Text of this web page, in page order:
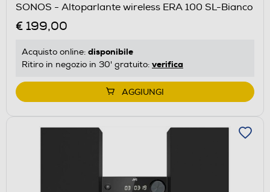
SONOS - Altoparlante wireless ERA 100 SL-Bianco
€ 199,00
Acquisto online: disponibile
Ritiro in negozio in 30' gratuito: verifica
AGGIUNGI